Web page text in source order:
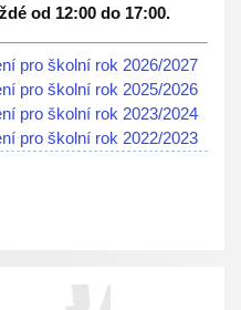
od 12:00 do 17:00.
pro školní rok 2026/2027
pro školní rok 2025/2026
pro školní rok 2023/2024
pro školní rok 2022/2023